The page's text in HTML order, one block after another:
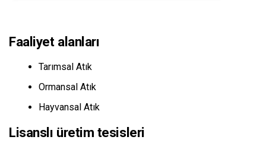
Faaliyet alanları
Tarımsal Atık
Ormansal Atık
Hayvansal Atık
Lisanslı üretim tesisleri